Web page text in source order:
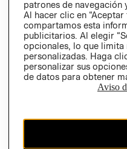
patrones de navegación
Al hacer clic en
compartamos esta
publicitarios. Al elegir
opcionales, lo que limita
personalizadas. Haga
personalizar sus
de datos para obtener
Aviso